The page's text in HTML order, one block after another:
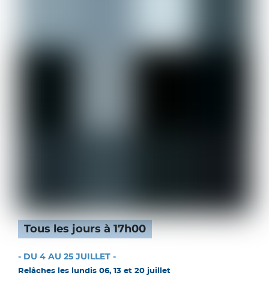
Tous les jours à 17h00
- DU 4 AU 25 JUILLET -
Relâches les lundis 06, 13 et 20 juillet